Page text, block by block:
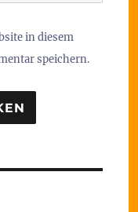
in diesem
speichern.